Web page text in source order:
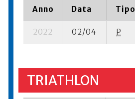
Anno Data Tipo
2022 02/04 P
TRIATHLON